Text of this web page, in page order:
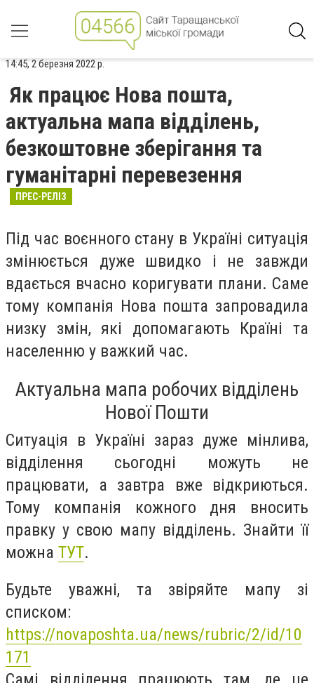
14:45, 2 березня 2022 р.
Як працює Нова пошта,
актуальна мапа відділень,
безкоштовне зберігання та
гуманітарні перевезення
ПРЕС-РЕЛІЗ
Під час воєнного стану в Україні ситуація
змінюється дуже швидко і не завжди
вдається вчасно коригувати плани. Саме
тому компанія Нова пошта запровадила
низку змін, які допомагають Країні та
населенню у важкий час.
Актуальна мапа робочих відділень
Нової Пошти
Ситуація в Україні зараз дуже мінлива,
відділення сьогодні можуть не
працювати, а завтра вже відкриються.
Тому компанія кожного дня вносить
правку у свою мапу відділень. Знайти її
можна ТУТ.
Будьте уважні, та звіряйте мапу зі
списком:
https://novaposhta.ua/news/rubric/2/id/10
171